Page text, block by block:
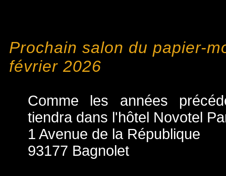
Prochain salon du papier-
février 2026
Comme les années
tiendra dans l'hôtel Novotel
1 Avenue de la République
93177 Bagnolet